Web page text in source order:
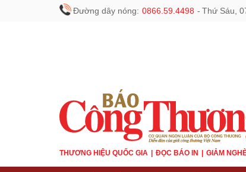
Đường dây nóng: 0866.59.4498 - Thứ Sáu,
THƯƠNG HIỆU QUỐC GIA ĐỌC BÁO IN GIẢM